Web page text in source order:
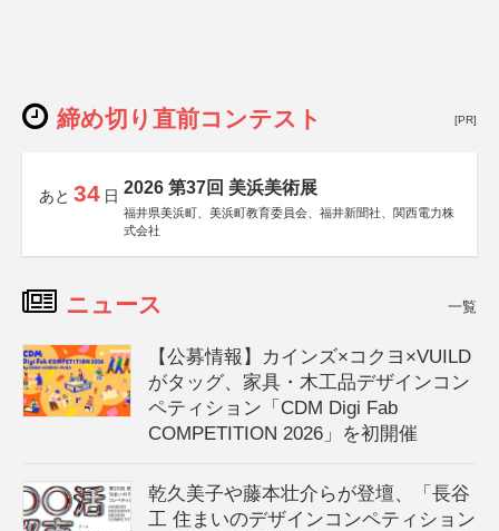
締め切り直前コンテスト [PR]
あと 34 日 2026 第37回 美浜美術展
福井県美浜町、美浜町教育委員会、福井新聞社、関西電力株
式会社
ニュース 一覧
【公募情報】カインズ×コクヨ×VUILD
がタッグ、家具・木工品デザインコン
ペティション「CDM Digi Fab
COMPETITION 2026」を初開催
乾久美子や藤本壮介らが登壇、「長谷
工 住まいのデザインコンペティション